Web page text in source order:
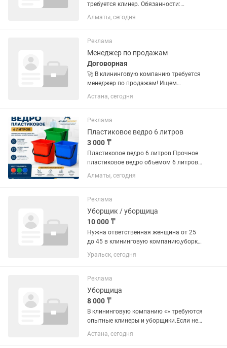
требуется клинер. Обязанности:
Генеральная уборка помещений.
Уборка после ремонта. Влажная
Требования: Свободное владение
русским...
Алматы, сегодня
Реклама
Менеджер по продажам
Договорная
🚀 В клининговую компанию требуется
менеджер по продажам! Ищем
активного, амбициозного и
нацеленного на результат
зарабатывать и развиваться в сфере
продаж. 📍...
Астана, сегодня
Реклама
Пластиковое ведро 6 литров
3 000 ₸
Пластиковое ведро 6 литров Прочное
пластиковое ведро объемом 6 литров.
Подходит для уборки, мытья полов,
хозяйственных и бытовых работ. ✅
ручка ✅ Легко моется ✅...
Алматы, сегодня
Реклама
Уборщик / уборщица
10 000 ₸
Нужна ответственная женщина от 25
до 45 в клининговую компанию,уборка
квартир,не суточные,на постоянной
основе,на подработку на выходные не
ремонта,оплата сразу на...
Уральск, сегодня
Реклама
Уборщица
8 000 ₸
В клининговую компанию «» требуются
опытные клинеры и уборщики.Если нет
опыта научим.Главное
добросовестность и
Астана, сегодня